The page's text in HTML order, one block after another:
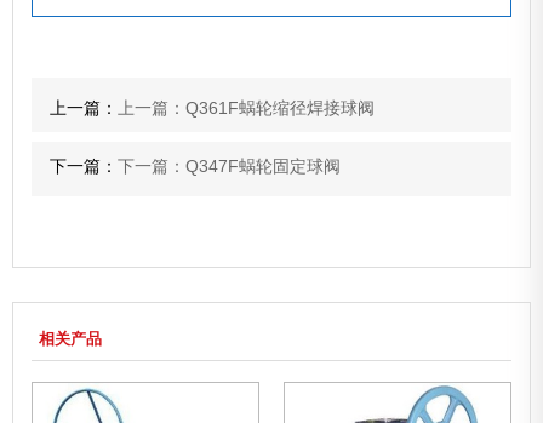
上一篇：上一篇：Q361F蜗轮缩径焊接球阀
下一篇：下一篇：Q347F蜗轮固定球阀
相关产品